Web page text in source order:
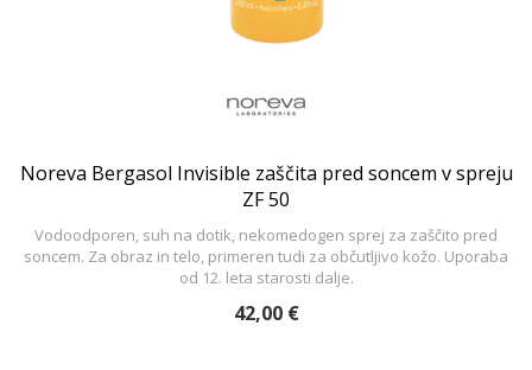
Noreva Bergasol Invisible zaščita pred soncem v spreju
ZF 50
Vodoodporen, suh na dotik, nekomedogen sprej za zaščito pred
soncem. Za obraz in telo, primeren tudi za občutljivo kožo. Uporaba
od 12. leta starosti dalje.
42,00 €